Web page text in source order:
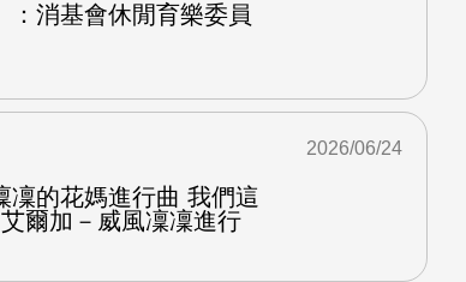
：消基會休閒育樂委員
凜的花媽進行曲 我們這
爾加－威風凜凜進行
2026/06/24